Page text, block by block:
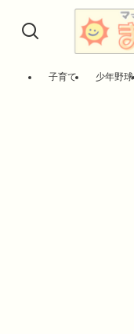
子育て 少年野球